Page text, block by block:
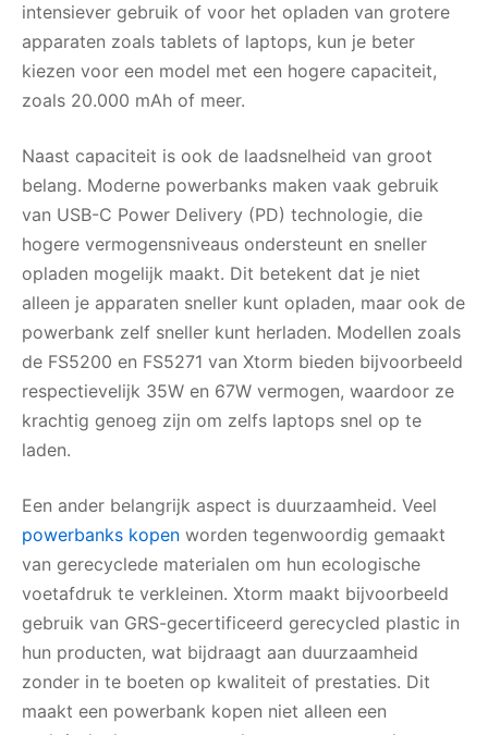
intensiever gebruik of voor het opladen van grotere
apparaten zoals tablets of laptops, kun je beter
kiezen voor een model met een hogere capaciteit,
zoals 20.000 mAh of meer.
Naast capaciteit is ook de laadsnelheid van groot
belang. Moderne powerbanks maken vaak gebruik
van USB-C Power Delivery (PD) technologie, die
hogere vermogensniveaus ondersteunt en sneller
opladen mogelijk maakt. Dit betekent dat je niet
alleen je apparaten sneller kunt opladen, maar ook de
powerbank zelf sneller kunt herladen. Modellen zoals
de FS5200 en FS5271 van Xtorm bieden bijvoorbeeld
respectievelijk 35W en 67W vermogen, waardoor ze
krachtig genoeg zijn om zelfs laptops snel op te
laden.
Een ander belangrijk aspect is duurzaamheid. Veel
powerbanks kopen worden tegenwoordig gemaakt
van gerecyclede materialen om hun ecologische
voetafdruk te verkleinen. Xtorm maakt bijvoorbeeld
gebruik van GRS-gecertificeerd gerecycled plastic in
hun producten, wat bijdraagt aan duurzaamheid
zonder in te boeten op kwaliteit of prestaties. Dit
maakt een powerbank kopen niet alleen een